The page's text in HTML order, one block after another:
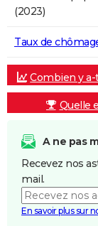
(2023)
Taux de
Combien y
Quelle
A ne pas
Recevez nos
mail.
En savoir plus sur